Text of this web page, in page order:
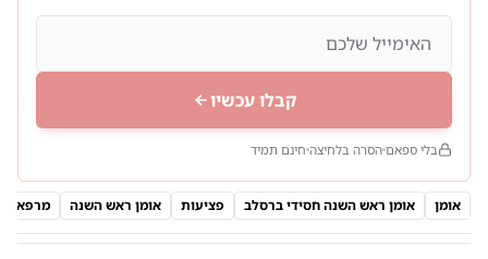
קבלו עכשיו
בלי ספאם הסרה בלחיצה חינם תמיד
אומן אומן ראש השנה חסידי ברסלב פציעות אומן ראש השנה מרפאת